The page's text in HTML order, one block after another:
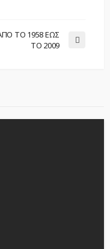
ΤΟ 1958 ΕΩΣ
ΤΟ 2009